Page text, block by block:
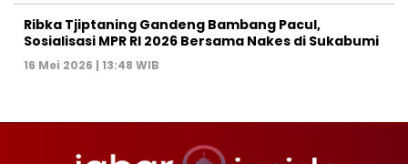
Ribka Tjiptaning Gandeng Bambang Pacul,
Sosialisasi MPR RI 2026 Bersama Nakes di Sukabumi
16 Mei 2026 | 13:48 WIB